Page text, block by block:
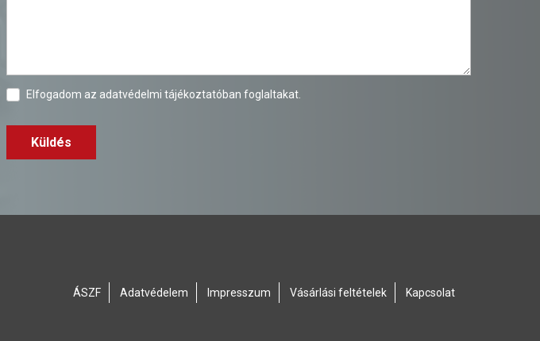
Elfogadom az adatvédelmi tájékoztatóban foglaltakat.
Küldés
ÁSZF Adatvédelem Impresszum Vásárlási feltételek Kapcsolat